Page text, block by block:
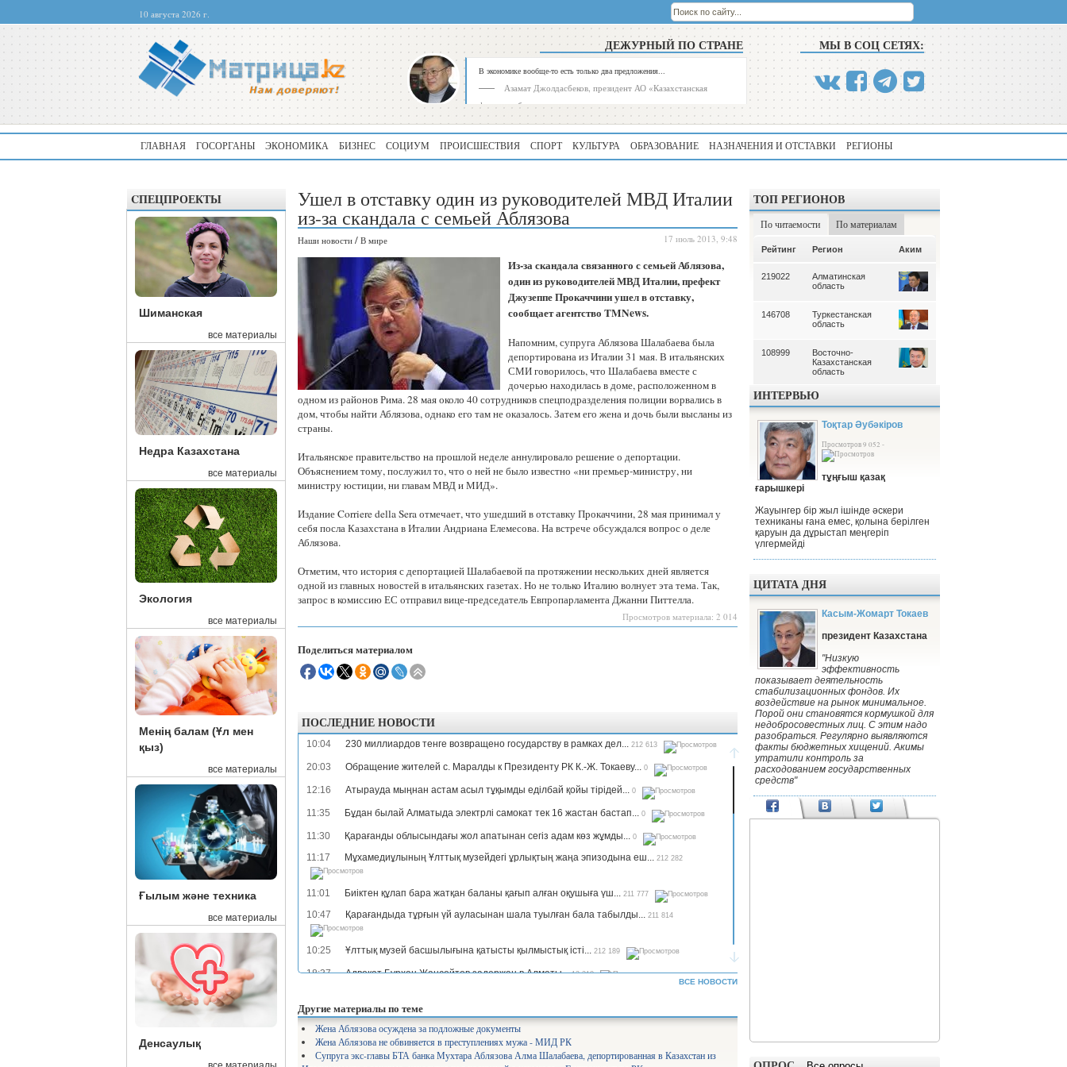
10 августа 2026 г.
ДЕЖУРНЫЙ ПО СТРАНЕ
В экономике вообще-то есть только два предложения...
Азамат Джолдасбеков, президент АО «Казахстанская
фондовая биржа»
МЫ В СОЦ СЕТЯХ:
ГЛАВНАЯ ГОСОРГАНЫ ЭКОНОМИКА БИЗНЕС СОЦИУМ ПРОИСШЕСТВИЯ СПОРТ КУЛЬТУРА ОБРАЗОВАНИЕ НАЗНАЧЕНИЯ И ОТСТАВКИ РЕГИОНЫ
CПЕЦПРОЕКТЫ
Шиманская
все материалы
Недра Казахстана
все материалы
Экология
все материалы
Менің балам (Ұл мен
қыз)
все материалы
Ғылым және техника
все материалы
Денсаулық
Ушел в отставку один из руководителей МВД Италии
из-за скандала с семьей Аблязова
Наши новости / В мире 17 июль 2013, 9:48
Из-за скандала связанного с семьей Аблязова,
один из руководителей МВД Италии, префект
Джузеппе Прокаччини ушел в отставку,
сообщает агентство TMNews.
Напомним, супруга Аблязова Шалабаева была
депортирована из Италии 31 мая. В итальянских
СМИ говорилось, что Шалабаева вместе с
дочерью находилась в доме, расположенном в
одном из районов Рима. 28 мая около 40 сотрудников спецподразделения полиции ворвались в
дом, чтобы найти Аблязова, однако его там не оказалось. Затем его жена и дочь были высланы из
страны.
Итальянское правительство на прошлой неделе аннулировало решение о депортации.
Объяснением тому, послужил то, что о ней не было известно «ни премьер-министру, ни
министру юстиции, ни главам МВД и МИД».
Издание Corriere della Sera отмечает, что ушедший в отставку Прокаччини, 28 мая принимал у
себя посла Казахстана в Италии Андриана Елемесова. На встрече обсуждался вопрос о деле
Аблязова.
Отметим, что история с депортацией Шалабаевой па протяжении нескольких дней является
одной из главных новостей в итальянских газетах. Но не только Италию волнует эта тема. Так,
запрос в комиссию ЕС отправил вице-председатель Евпропарламента Джанни Питтелла.
Просмотров материала: 2 014
Поделиться материалом
ПОСЛЕДНИЕ НОВОСТИ
10:04 230 миллиардов тенге возвращено государству в рамках дел... 212 613
20:03 Обращение жителей с. Маралды к Президенту РК К.-Ж. Токаеву... 0
12:16 Атырауда мыңнан астам асыл тұқымды еділбай қойы тірідей... 0
11:35 Бұдан былай Алматыда электрлі самокат тек 16 жастан бастап... 0
11:30 Қарағанды облысындағы жол апатынан сегіз адам көз жұмды... 0
11:17 Мұхамедиұлының Ұлттық музейдегі ұрлықтың жаңа эпизодына еш... 212 282
11:01 Биіктен құлап бара жатқан баланы қағып алған оқушыға үш... 211 777
10:47 Қарағандыда тұрғын үй ауласынан шала туылған бала табылды... 211 814
10:25 Ұлттық музей басшылығына қатысты қылмыстық істі... 212 189
18:37 Адвокат Бурхан Жансейтов задержан в Алматы... 13 318
17:13 Тарифы на комуслуги изменятся в Казахстане... 12 664
16:54 Министр Аймағамбетов балалардың қауіпсіздігін қамтамасыз...
16:52 «Қолайлы мектеп». Ұлттық жоба арқылы 582 мектеп бой көтереді...
ВСЕ НОВОСТИ
Другие материалы по теме
Жена Аблязова осуждена за подложные документы
Жена Аблязова не обвиняется в преступлениях мужа - МИД РК
Супруга экс-главы БТА банка Мухтара Аблязова Алма Шалабаева, депортированная в Казахстан из
ТОП РЕГИОНОВ
По читаемости По материалам
Алматинская
область
195
Туркестанская
180
Северо-
Казахстанская
область
Рейтинг Регион Аким
219022
Алматинская
область
146708
Туркестанская
область
108999
Восточно-
Казахстанская
область
ИНТЕРВЬЮ
Тоқтар Әубәкіров
Просмотров 9 052 -
тұңғыш қазақ
ғарышкері
Жауынгер бір жыл ішінде әскери
техниканы ғана емес, қолына берілген
қаруын да дұрыстап меңгеріп
үлгермейді
ЦИТАТА ДНЯ
Касым-Жомарт Токаев
президент Казахстана
"Низкую
эффективность
показывает деятельность
стабилизационных фондов. Их
воздействие на рынок минимальное.
Порой они становятся кормушкой для
недобросовестных лиц. С этим надо
разобраться. Регулярно выявляются
факты бюджетных хищений. Акимы
утратили контроль за
расходованием государственных
средств"